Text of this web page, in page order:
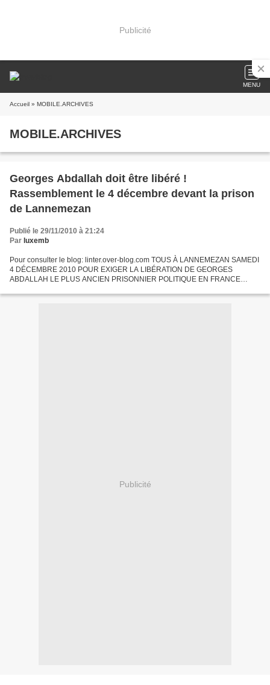
Publicité
MENU
Accueil » MOBILE.ARCHIVES
MOBILE.ARCHIVES
Georges Abdallah doit être libéré !
Rassemblement le 4 décembre devant la prison
de Lannemezan
Publié le 29/11/2010 à 21:24
Par luxemb
Pour consulter le blog: linter.over-blog.com TOUS À LANNEMEZAN SAMEDI
4 DÉCEMBRE 2010 POUR EXIGER LA LIBÉRATION DE GEORGES
ABDALLAH LE PLUS ANCIEN PRISONNIER POLITIQUE EN FRANCE
été...
Publicité